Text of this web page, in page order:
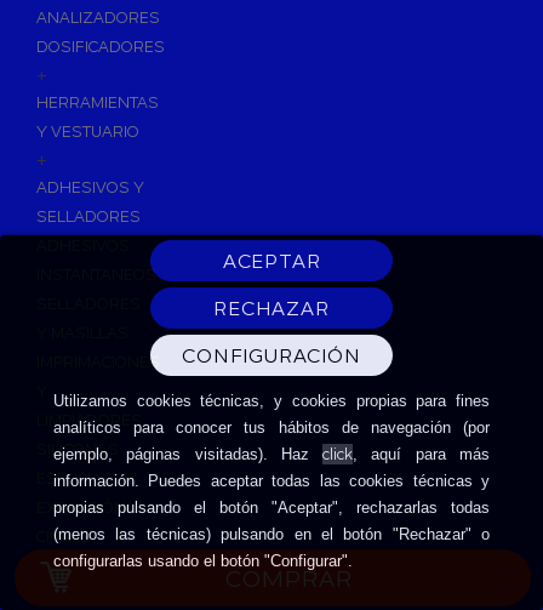
Utilizamos cookies técnicas, y cookies propias para fines
analíticos para conocer tus hábitos de navegación (por
ejemplo, páginas visitadas). Hazclick, aquí para más
información. Puedes aceptar todas las cookies técnicas y
propias pulsando el botón "Aceptar", rechazarlas todas
(menos las técnicas) pulsando en el botón "Rechazar" o
configurarlas usando el botón "Configurar".
ANALIZADORES
DOSIFICADORES
+
HERRAMIENTAS
Y VESTUARIO
+
ADHESIVOS Y
SELLADORES
INSTANTANEOS
IMPRIMACIONES
LIMPIADORES
SILICONAS
ESPUMAS DE
EXPANSIÓN
CINTAS
ADHESIVAS
HERRAMIENTAS
COMPRAR